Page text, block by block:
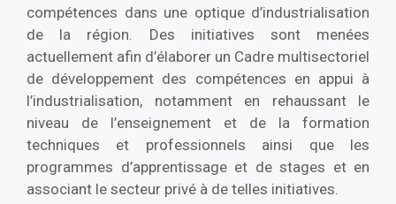
compétences dans une optique d’industrialisation
de la région. Des initiatives sont menées
actuellement afin d’élaborer un Cadre multisectoriel
de développement des compétences en appui à
l’industrialisation, notamment en rehaussant le
niveau de l’enseignement et de la formation
techniques et professionnels ainsi que les
programmes d’apprentissage et de stages et en
associant le secteur privé à de telles initiatives.